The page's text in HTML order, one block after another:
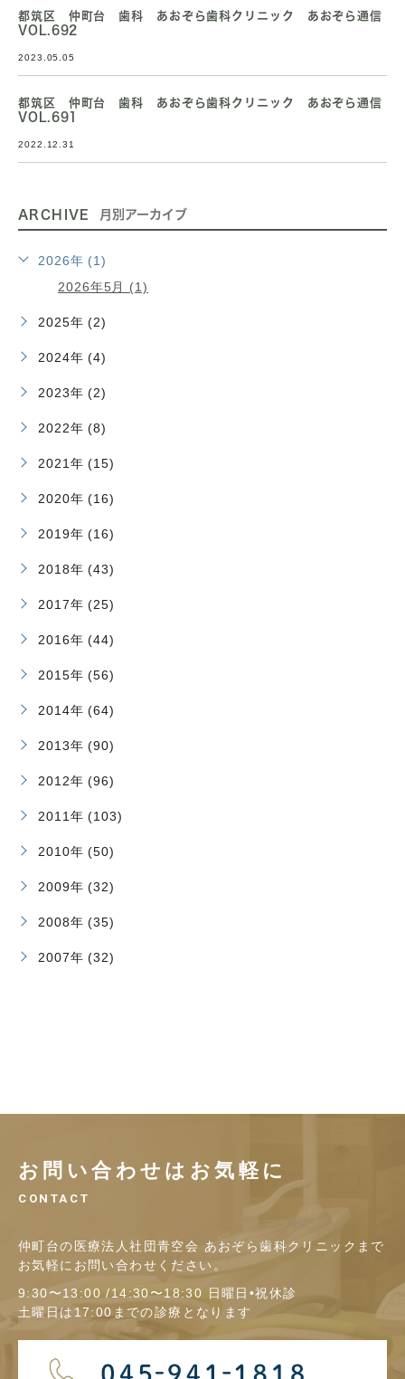
都筑区 仲町台 歯科 あおぞら歯科クリニック あおぞら通信
VOL.692
2023.05.05
都筑区 仲町台 歯科 あおぞら歯科クリニック あおぞら通信
VOL.691
2022.12.31
ARCHIVE 月別アーカイブ
2026年 (1)
2026年5月 (1)
2025年 (2)
2024年 (4)
2023年 (2)
2022年 (8)
2021年 (15)
2020年 (16)
2019年 (16)
2018年 (43)
2017年 (25)
2016年 (44)
2015年 (56)
2014年 (64)
2013年 (90)
2012年 (96)
2011年 (103)
2010年 (50)
2009年 (32)
2008年 (35)
2007年 (32)
お問い合わせはお気軽に
CONTACT
仲町台の医療法人社団青空会 あおぞら歯科クリニックまで
お気軽にお問い合わせください。
9:30〜13:00 /14:30〜18:30 日曜日•祝休診
土曜日は17:00までの診療となります